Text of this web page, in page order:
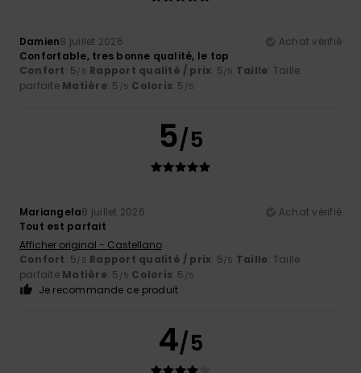
Damien8 juillet 2026
Achat vérifié
Confortable, tres bonne qualité, le top
Confort: 5/5 Rapport qualité / prix: 5/5 Taille: Taille
parfaite Matière: 5 /5 Coloris: 5 /5
5/5
Mariangela8 juillet 2026
Achat vérifié
Tout est parfait
Afficher original - Castellano
Confort: 5/5 Rapport qualité / prix: 5/5 Taille: Taille
parfaite Matière: 5 /5 Coloris: 5 /5
Je recommande ce produit
4/5